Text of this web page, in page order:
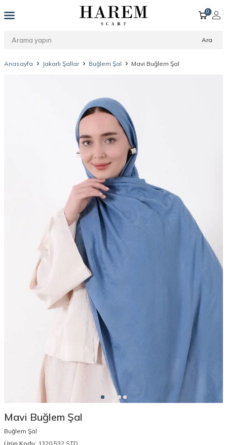
Ara
0
Anasayfa Jakarlı Şallar Buğlem Şal Mavi Buğlem Şal
Mavi Buğlem Şal
Buğlem Şal
Ürün Kodu: 1320.532.STD